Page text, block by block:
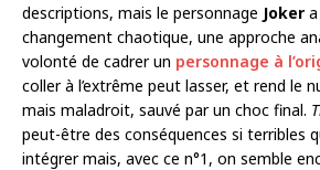
descriptions, mais le personnage Joker
changement chaotique, une approche
volonté de cadrer un personnage à
coller à l’extrême peut lasser, et rend le
mais maladroit, sauvé par un choc final.
peut-être des conséquences si terribles
intégrer mais, avec ce n°1, on semble